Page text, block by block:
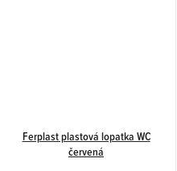
Ferplast plastová lopatka WC
červená